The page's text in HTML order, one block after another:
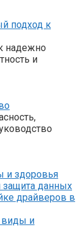
подход к
надежно
и
и здоровья
данных
драйверов в
виды и